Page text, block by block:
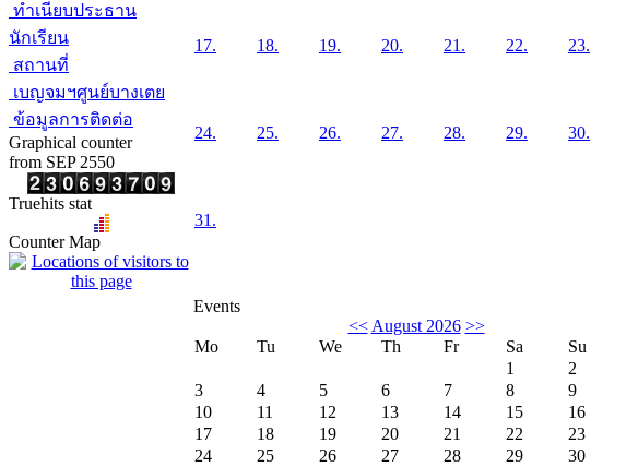
ทำเนียบประธาน
นักเรียน
สถานที่
เบญจมฯศูนย์บางเตย
ข้อมูลการติดต่อ
Graphical counter
from SEP 2550
Truehits stat
Counter Map
17. 18. 19. 20. 21. 22. 23.
24. 25. 26. 27. 28. 29. 30.
31.
Events
<< August 2026 >>
Mo
Tu We Th Fr Sa
Su
1
2
3
4 5 6 7 8
9
10
11 12 13 14 15
16
17
18 19 20 21 22
23
24
25 26 27 28 29
30